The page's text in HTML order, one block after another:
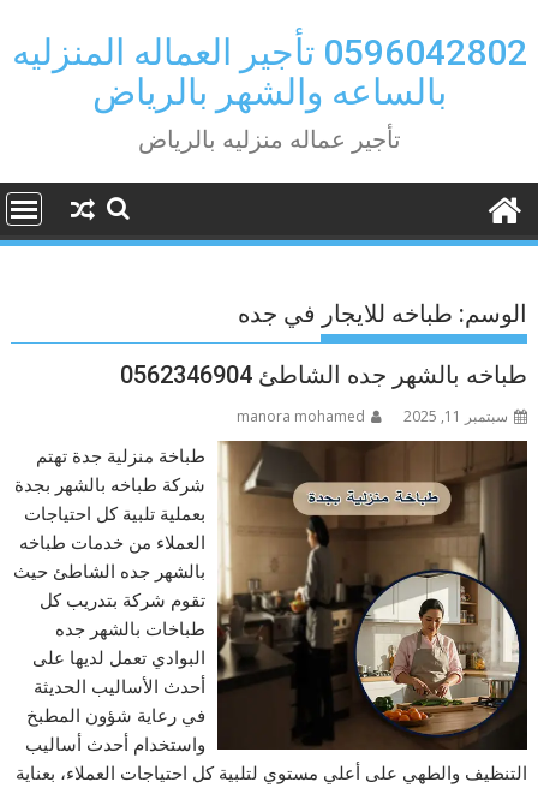
to
content
0596042802 تأجير العماله المنزليه
بالساعه والشهر بالرياض
تأجير عماله منزليه بالرياض
الوسم: طباخه للايجار في جده
طباخه بالشهر جده الشاطئ 0562346904
سبتمبر 11, 2025 manora mohamed
طباخة منزلية جدة تهتم
شركة طباخه بالشهر بجدة
بعملية تلبية كل احتياجات
العملاء من خدمات طباخه
بالشهر جده الشاطئ حيث
تقوم شركة بتدريب كل
طباخات بالشهر جده
البوادي تعمل لديها على
أحدث الأساليب الحديثة
في رعاية شؤون المطبخ
واستخدام أحدث أساليب
التنظيف والطهي على أعلي مستوي لتلبية كل احتياجات العملاء، بعناية